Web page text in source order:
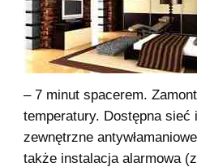
– 7 minut spacerem.
temperatury. Dostępna
zewnętrzne
także instalacja alarmowa